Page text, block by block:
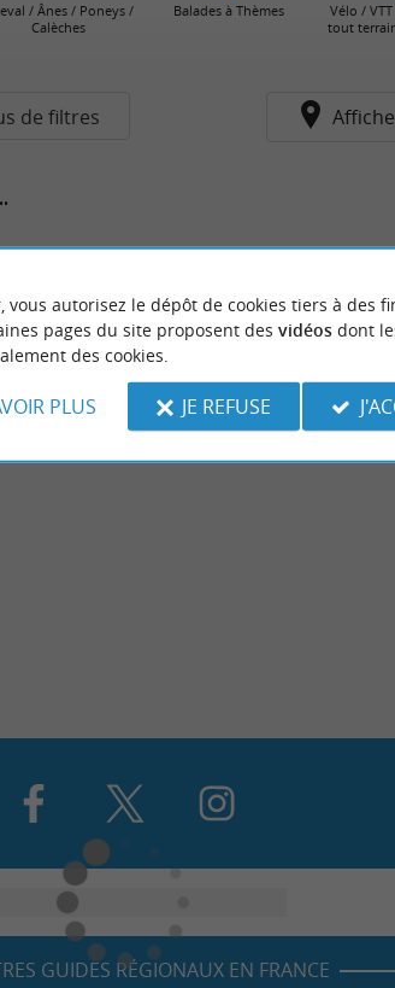
/ Ânes / Poneys /
Calèches
Balades à Thèmes
Vélo /
tout
de filtres
GUIDES RÉGIONAUX EN FRANCE
vous autorisez le dépôt de cookies tiers à des
pages du site proposent des vidéosdont
des cookies.
PLUS JE REFUSE